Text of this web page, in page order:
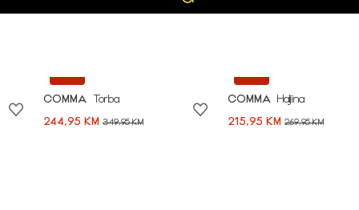
COMMA
Torba
244,95 KM 349,95 KM
COMMA
Haljina
215,95 KM 269,95 KM